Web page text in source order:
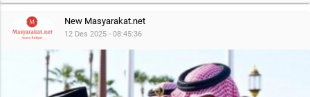
New Masyarakat.net
12 Des 2025 - 08:45:36